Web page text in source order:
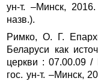
ун‑т. –Минск,
назв.).
Римко, О. Г.
Беларуси как
церкви : 07.00.09 /
гос. ун‑т. –Минск,